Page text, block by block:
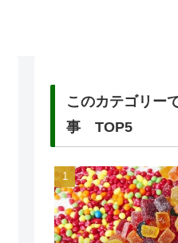
このカテゴリー
事 TOP5